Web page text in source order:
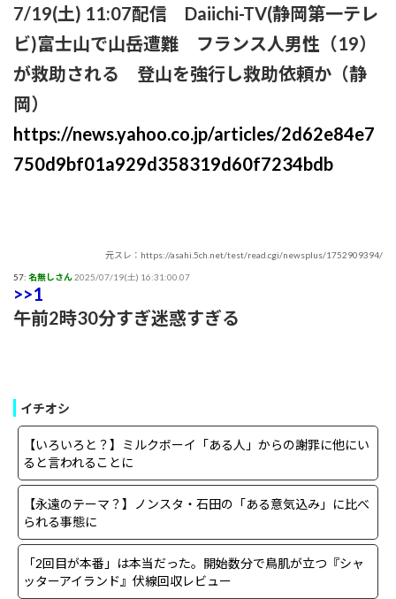
7/19(土) 11:07配信 Daiichi-TV(静岡第一テレ
ビ)富士山で山岳遭難 フランス人男性（19）
が救助される 登山を強行し救助依頼か（静
岡）
https://news.yahoo.co.jp/articles/2d62e84e7
750d9bf01a929d358319d60f7234bdb
元スレ：https://asahi.5ch.net/test/read.cgi/newsplus/1752909394/
57: 名無しさん2025/07/19(土) 16:31:00.07
>>1
午前2時30分すぎ迷惑すぎる
イチオシ
【いろいろと？】ミルクボーイ「ある人」からの謝罪に他にい
ると言われることに
【永遠のテーマ？】ノンスタ・石田の「ある意気込み」に比べ
られる事態に
「2回目が本番」は本当だった。開始数分で鳥肌が立つ『シャ
ッターアイランド』伏線回収レビュー